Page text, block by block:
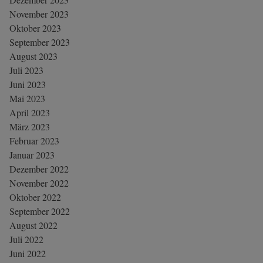
November 2023
Oktober 2023
September 2023
August 2023
Juli 2023
Juni 2023
Mai 2023
April 2023
März 2023
Februar 2023
Januar 2023
Dezember 2022
November 2022
Oktober 2022
September 2022
August 2022
Juli 2022
Juni 2022